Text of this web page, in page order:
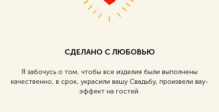
СДЕЛАНО С ЛЮБОВЬЮ
Я забочусь о том, чтобы все изделия были выполнены
качественно, в срок, украсили вашу Свадьбу, произвели вау-
эффект на гостей.